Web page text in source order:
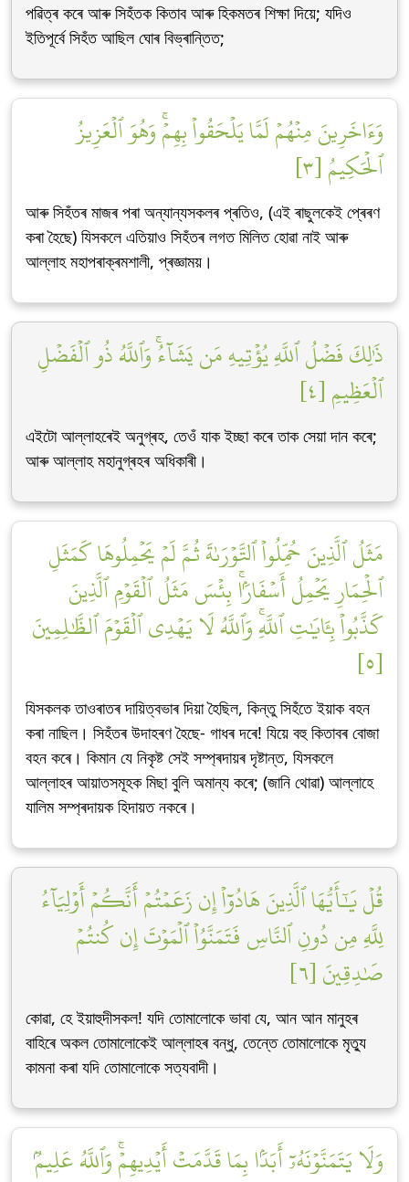
পৱিত্ৰ কৰে আৰু সিহঁতক কিতাব আৰু হিকমতৰ শিক্ষা দিয়ে; যদিও
ইতিপূৰ্বে সিহঁত আছিল ঘোৰ বিভ্ৰান্তিত;
وَءَاخَرِينَ مِنۡهُمۡ لَمَّا يَلۡحَقُواْ بِهِمۡۚ وَهُوَ ٱلۡعَزِيزُ
ٱلۡحَكِيمُ [٣]
আৰু সিহঁতৰ মাজৰ পৰা অন্যান্যসকলৰ প্ৰতিও, (এই ৰাছুলকেই প্ৰেৰণ
কৰা হৈছে) যিসকলে এতিয়াও সিহঁতৰ লগত মিলিত হোৱা নাই আৰু
আল্লাহ মহাপৰাক্ৰমশালী, প্ৰজ্ঞাময়।
ذَٰلِكَ فَضۡلُ ٱللَّهِ يُؤۡتِيهِ مَن يَشَآءُۚ وَٱللَّهُ ذُو ٱلۡفَضۡلِ
ٱلۡعَظِيمِ [٤]
এইটো আল্লাহৰেই অনুগ্ৰহ, তেওঁ যাক ইচ্ছা কৰে তাক সেয়া দান কৰে;
আৰু আল্লাহ মহানুগ্ৰহৰ অধিকাৰী।
مَثَلُ ٱلَّذِينَ حُمِّلُواْ ٱلتَّوۡرَىٰةَ ثُمَّ لَمۡ يَحۡمِلُوهَا كَمَثَلِ
ٱلۡحِمَارِ يَحۡمِلُ أَسۡفَارَۢاۚ بِئۡسَ مَثَلُ ٱلۡقَوۡمِ ٱلَّذِينَ
كَذَّبُواْ بِـَٔايَٰتِ ٱللَّهِۚ وَٱللَّهُ لَا يَهۡدِي ٱلۡقَوۡمَ ٱلظَّٰلِمِينَ
[٥]
যিসকলক তাওৰাতৰ দায়িত্বভাৰ দিয়া হৈছিল, কিন্তু সিহঁতে ইয়াক বহন
কৰা নাছিল। সিহঁতৰ উদাহৰণ হৈছে- গাধৰ দৰে! যিয়ে বহু কিতাবৰ বোজা
বহন কৰে। কিমান যে নিকৃষ্ট সেই সম্প্ৰদায়ৰ দৃষ্টান্ত, যিসকলে
আল্লাহৰ আয়াতসমূহক মিছা বুলি অমান্য কৰে; (জানি থোৱা) আল্লাহে
যালিম সম্প্ৰদায়ক হিদায়ত নকৰে।
قُلۡ يَٰٓأَيُّهَا ٱلَّذِينَ هَادُوٓاْ إِن زَعَمۡتُمۡ أَنَّكُمۡ أَوۡلِيَآءُ
لِلَّهِ مِن دُونِ ٱلنَّاسِ فَتَمَنَّوُاْ ٱلۡمَوۡتَ إِن كُنتُمۡ
صَٰدِقِينَ [٦]
কোৱা, হে ইয়াহুদীসকল! যদি তোমালোকে ভাবা যে, আন আন মানুহৰ
বাহিৰে অকল তোমালোকেই আল্লাহৰ বন্ধু, তেন্তে তোমালোকে মৃত্যু
কামনা কৰা যদি তোমালোকে সত্যবাদী।
وَلَا يَتَمَنَّوۡنَهُۥٓ أَبَدَۢا بِمَا قَدَّمَتۡ أَيۡدِيهِمۡۚ وَٱللَّهُ عَلِيمُۢ